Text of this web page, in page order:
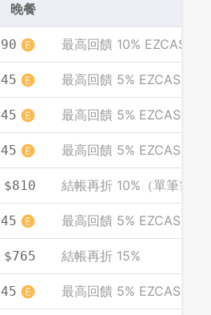
晚餐
90 最高回饋 10% EZCASH
45 最高回饋 5% EZCASH
45 最高回饋 5% EZCASH
45 最高回饋 5% EZCASH
$810 結帳再折 10%（單筆需滿
45 最高回饋 5% EZCASH
$765 結帳再折 15%
45 最高回饋 5% EZCASH
登出